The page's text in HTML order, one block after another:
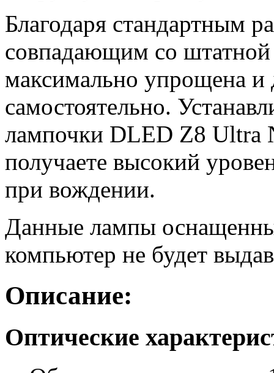
Благодаря стандартным
совпадающим со штатной
максимально упрощена и
самостоятельно.
лампочки DLED Z8 Ultra
получаете высокий
при вождении.
Данные лампы
компьютер не будет
Описание:
Оптические